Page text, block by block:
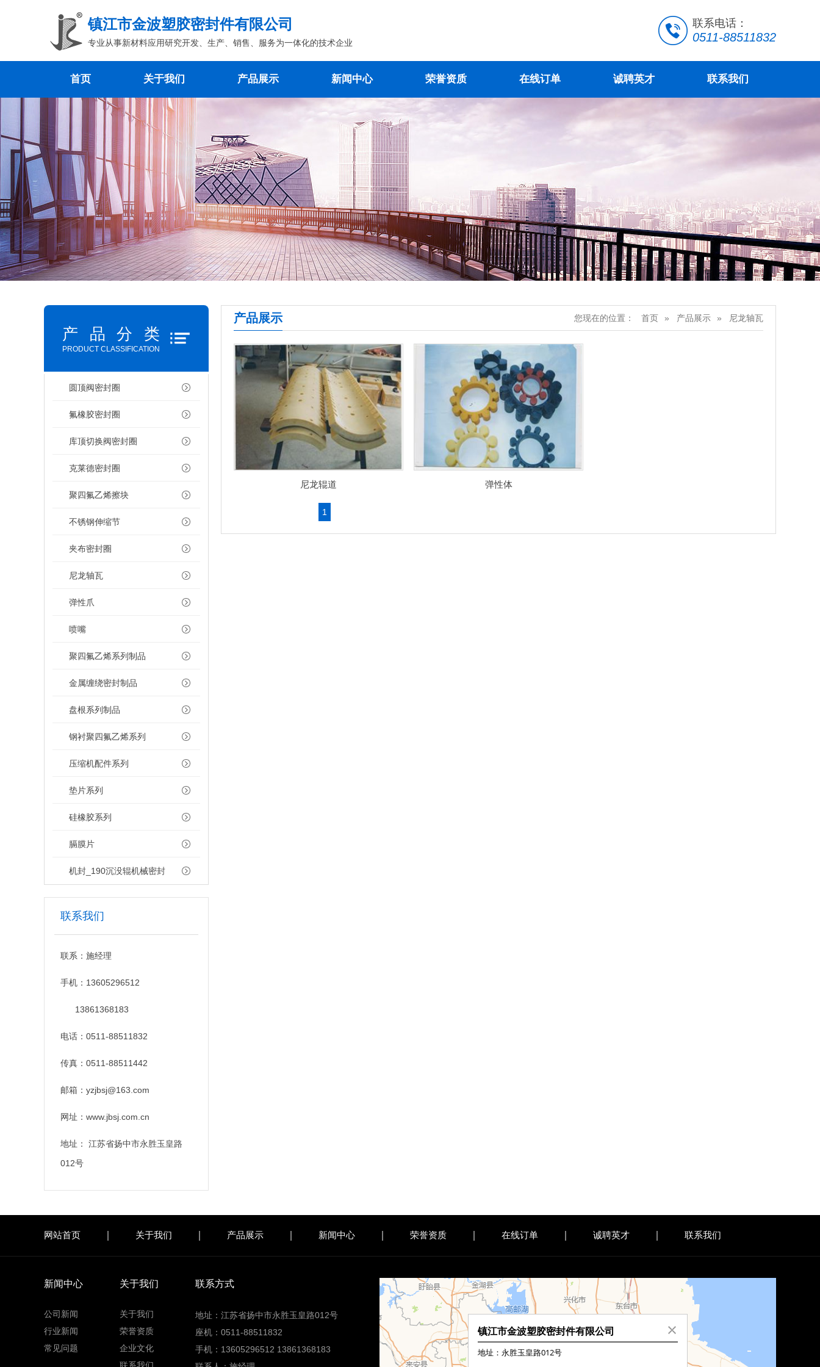
镇江市金波塑胶密封件有限公司
专业从事新材料应用研究开发、生产、销售、服务为一体化的技术企业
联系电话：
0511-88511832
首页 关于我们 产品展示 新闻中心 荣誉资质 在线订单 诚聘英才 联系我们
产品分类
PRODUCT CLASSIFICATION
圆顶阀密封圈
氟橡胶密封圈
库顶切换阀密封圈
克莱德密封圈
聚四氟乙烯擦块
不锈钢伸缩节
夹布密封圈
尼龙轴瓦
弹性爪
喷嘴
聚四氟乙烯系列制品
金属缠绕密封制品
盘根系列制品
钢衬聚四氟乙烯系列
压缩机配件系列
垫片系列
硅橡胶系列
膈膜片
机封_190沉没辊机械密封
联系我们
联系：施经理
手机：13605296512
13861368183
电话：0511-88511832
传真：0511-88511442
邮箱：yzjbsj@163.com
网址：www.jbsj.com.cn
地址： 江苏省扬中市永胜玉皇路
012号
产品展示 您现在的位置： 首页 产品展示 尼龙轴瓦
尼龙辊道 弹性体
1
网站首页 关于我们 产品展示 新闻中心 荣誉资质 在线订单 诚聘英才 联系我们
新闻中心
公司新闻
行业新闻
常见问题
关于我们
关于我们
荣誉资质
企业文化
联系方式
地址：江苏省扬中市永胜玉皇路012号
座机：0511-88511832
手机：13605296512 13861368183